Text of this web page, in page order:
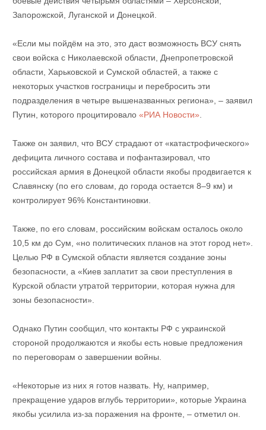
Запорожской, Луганской и Донецкой.
«Если мы пойдём на это, это даст возможность ВСУ снять
свои войска с Николаевской области, Днепропетровской
области, Харьковской и Сумской областей, а также с
некоторых участков госграницы и перебросить эти
подразделения в четыре вышеназванных региона», – заявил
Путин, которого процитировало «РИА Новости».
Также он заявил, что ВСУ страдают от «катастрофического»
дефицита личного состава и пофантазировал, что
российская армия в Донецкой области якобы продвигается к
Славянску (по его словам, до города остается 8–9 км) и
контролирует 96% Константиновки.
Также, по его словам, российским войскам осталось около
10,5 км до Сум, «но политических планов на этот город нет».
Целью РФ в Сумской области является создание зоны
безопасности, а «Киев заплатит за свои преступления в
Курской области утратой территории, которая нужна для
зоны безопасности».
Однако Путин сообщил, что контакты РФ с украинской
стороной продолжаются и якобы есть новые предложения
по переговорам о завершении войны.
«Некоторые из них я готов назвать. Ну, например,
прекращение ударов вглубь территории», которые Украина
якобы усилила из-за поражения на фронте, – отметил он.